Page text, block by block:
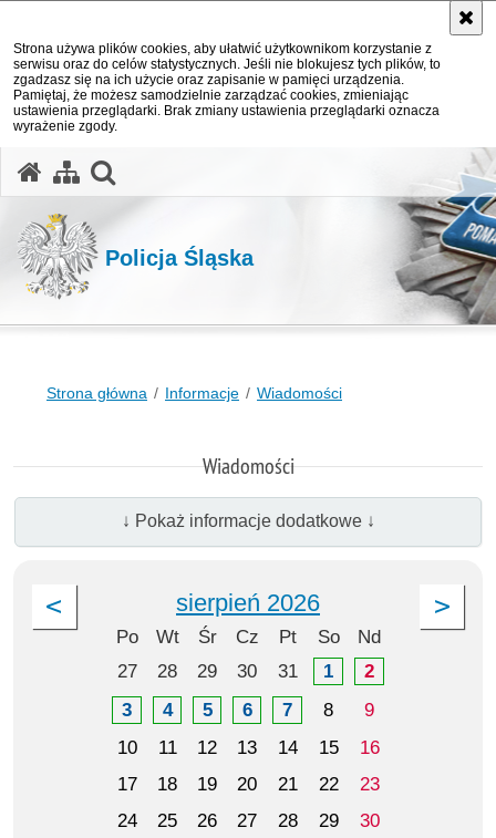
Strona używa plików cookies, aby ułatwić użytkownikom korzystanie z
serwisu oraz do celów statystycznych. Jeśli nie blokujesz tych plików, to
zgadzasz się na ich użycie oraz zapisanie w pamięci urządzenia.
Pamiętaj, że możesz samodzielnie zarządzać cookies, zmieniając
ustawienia przeglądarki. Brak zmiany ustawienia przeglądarki oznacza
wyrażenie zgody.
Policja Śląska
Strona główna Informacje Wiadomości
Wiadomości
↓ Pokaż informacje dodatkowe ↓
sierpień 2026
Po Wt Śr Cz Pt So
Nd
27
28 29 30 31 1
2
3
4 5 6 7 8
9
10
11 12 13 14 15
16
17
18 19 20 21 22
23
24
25 26 27 28 29
30